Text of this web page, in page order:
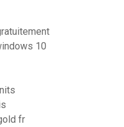
10
fr